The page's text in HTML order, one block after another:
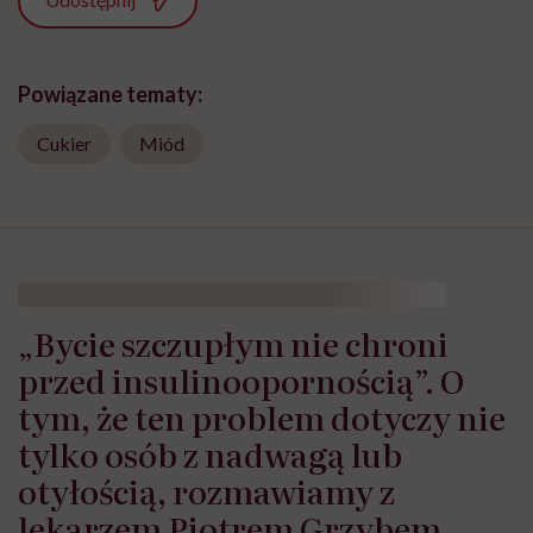
Powiązane tematy:
Cukier Miód
„Bycie szczupłym nie chroni
przed insulinoopornością”. O
tym, że ten problem dotyczy nie
tylko osób z nadwagą lub
otyłością, rozmawiamy z